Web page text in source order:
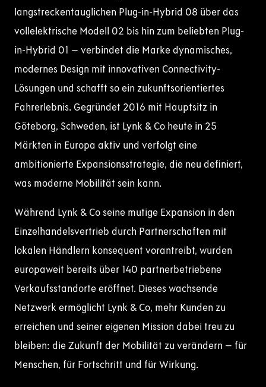
langstreckentauglichen Plug-in-Hybrid 08 über das
vollelektrische Modell 02 bis hin zum beliebten Plug-
in-Hybrid 01 – verbindet die Marke dynamisches,
modernes Design mit innovativen Connectivity-
Lösungen und schafft so ein zukunftsorientiertes
Fahrerlebnis. Gegründet 2016 mit Hauptsitz in
Göteborg, Schweden, ist Lynk & Co heute in 25
Märkten in Europa aktiv und verfolgt eine
ambitionierte Expansionsstrategie, die neu definiert,
was moderne Mobilität sein kann.
Während Lynk & Co seine mutige Expansion in den
Einzelhandelsvertrieb durch Partnerschaften mit
lokalen Händlern konsequent vorantreibt, wurden
europaweit bereits über 140 partnerbetriebene
Verkaufsstandorte eröffnet. Dieses wachsende
Netzwerk ermöglicht Lynk & Co, mehr Kunden zu
erreichen und seiner eigenen Mission dabei treu zu
bleiben: die Zukunft der Mobilität zu verändern – für
Menschen, für Fortschritt und für Wirkung.